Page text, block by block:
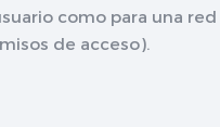
como para una
de acceso).